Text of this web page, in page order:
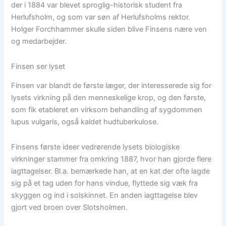
der i 1884 var blevet sproglig-historisk student fra
Herlufsholm, og som var søn af Herlufsholms rektor.
Holger Forchhammer skulle siden blive Finsens nære ven
og medarbejder.
Finsen ser lyset
Finsen var blandt de første læger, der interesserede sig for
lysets virkning på den menneskelige krop, og den første,
som fik etableret en virksom behandling af sygdommen
lupus vulgaris, også kaldet hudtuberkulose.
Finsens første ideer vedrørende lysets biologiske
virkninger stammer fra omkring 1887, hvor han gjorde flere
iagttagelser. Bl.a. bemærkede han, at en kat der ofte lagde
sig på et tag uden for hans vindue, flyttede sig væk fra
skyggen og ind i solskinnet. En anden iagttagelse blev
gjort ved broen over Slotsholmen.